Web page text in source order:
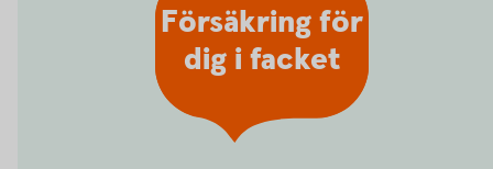
Försäkring för
dig i facket